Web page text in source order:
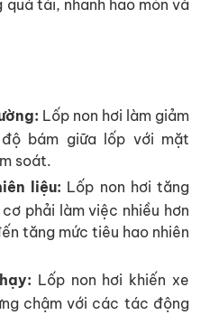
tải, nhanh hao mòn và
Lốp non hơi làm giảm
bám giữa lốp với mặt
soát.
liệu: Lốp non hơi tăng
phải làm việc nhiều hơn
tăng mức tiêu hao nhiên
Lốp non hơi khiến xe
chậm với các tác động